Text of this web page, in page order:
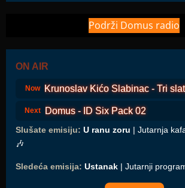
Podrži Domus radio
ON AIR
Now Krunoslav Kićo Slabinac - Tri
Next Domus - ID Six Pack 02
Slušate emisiju: U ranu zoru | Jutarnja
🎶
Sledeća emisija: Ustanak | Jutarnji